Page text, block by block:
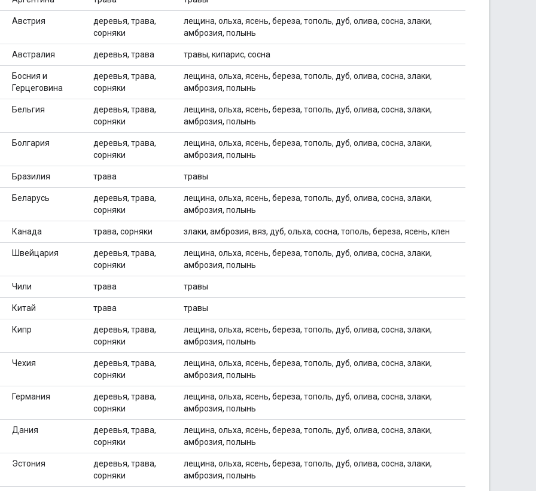
Австрия
деревья, трава,
сорняки
лещина, ольха, ясень, береза, тополь, дуб, олива, сосна, злаки,
амброзия, полынь
Австралия деревья, трава травы, кипарис, сосна
Босния и
Герцеговина
деревья, трава,
сорняки
лещина, ольха, ясень, береза, тополь, дуб, олива, сосна, злаки,
амброзия, полынь
Бельгия
деревья, трава,
сорняки
лещина, ольха, ясень, береза, тополь, дуб, олива, сосна, злаки,
амброзия, полынь
Болгария
деревья, трава,
сорняки
лещина, ольха, ясень, береза, тополь, дуб, олива, сосна, злаки,
амброзия, полынь
Бразилия трава травы
Беларусь
деревья, трава,
сорняки
лещина, ольха, ясень, береза, тополь, дуб, олива, сосна, злаки,
амброзия, полынь
Канада трава, сорняки злаки, амброзия, вяз, дуб, ольха, сосна, тополь, береза, ясень, клен
Швейцария
деревья, трава,
сорняки
лещина, ольха, ясень, береза, тополь, дуб, олива, сосна, злаки,
амброзия, полынь
Чили трава травы
Китай трава травы
Кипр
деревья, трава,
сорняки
лещина, ольха, ясень, береза, тополь, дуб, олива, сосна, злаки,
амброзия, полынь
Чехия
деревья, трава,
сорняки
лещина, ольха, ясень, береза, тополь, дуб, олива, сосна, злаки,
амброзия, полынь
Германия
деревья, трава,
сорняки
лещина, ольха, ясень, береза, тополь, дуб, олива, сосна, злаки,
амброзия, полынь
Дания
деревья, трава,
сорняки
лещина, ольха, ясень, береза, тополь, дуб, олива, сосна, злаки,
амброзия, полынь
Эстония
деревья, трава,
сорняки
лещина, ольха, ясень, береза, тополь, дуб, олива, сосна, злаки,
амброзия, полынь